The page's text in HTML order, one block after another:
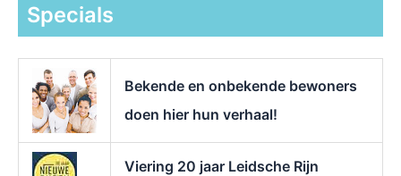
a
Specials
Bekende en onbekende bewoners
doen hier hun verhaal!
Viering 20 jaar Leidsche Rijn